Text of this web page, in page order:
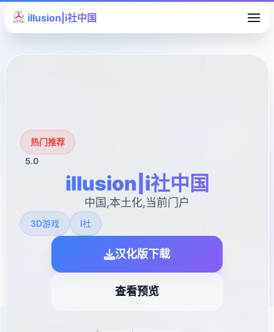
illusion|i社中国
热门推荐
5.0
illusion|i社中国
中国,本土化,当前门户
3D游戏 I社
汉化版下载
查看预览